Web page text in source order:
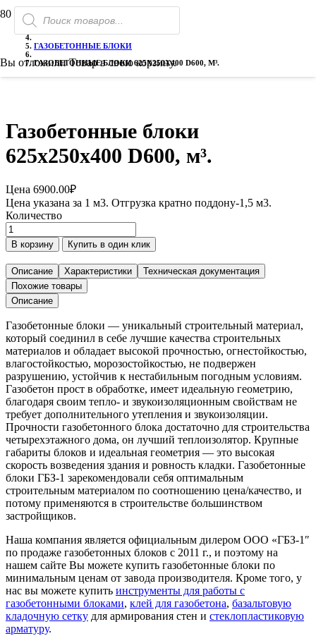
Поиск
товаров
Вы отложилиТоварв свою корзину.
ГАЗОБЕТОН
ГАЗОБЕТОННЫЕ БЛОКИ
ГАЗОБЕТОННЫЕ БЛОКИ 625Х250Х400 D600, М³.
Газобетонные блоки
625х250х400 D600, м³.
Цена 6900.00₽
Цена указана за 1 м3. Отгрузка кратно поддону-1,5 м3.
Количество
Количество
товара
Газобетонные
блоки
625х250х400
D600,
м³.
В корзину Купить в один клик
Описание Характеристики
Техническая документация
Похожие товары
Описание
Газобетонные блоки — уникальный строительный материал,
который соединил в себе лучшие качества строительных
материалов и обладает высокой прочностью, огнестойкостью,
влагостойкостью, морозостойкостью, не подвержен
разрушению, устойчив к нестабильным погодным условиям.
Газобетон прост в обработке, имеет идеальную геометрию,
благодаря своим тепло- и звукоизоляционным свойствам не
требует дополнительного утепления и звукоизоляции.
Прочности газобетонного блока достаточно для строительства
четырехэтажного дома, он лучший теплоизолятор. Крупные
габариты блоков и идеальная геометрия — это высокая
скорость возведения здания и ровность кладки. Газобетонные
блоки ГБЗ-1 зарекомендовали себя оптимальным
строительным материалом по соотношению цена/качество, и
потому применяются в строительстве большинством
застройщиков.
Наша компания является официальным дилером ООО «ГБЗ-1″
по продаже газобетонных блоков с 2011 г., и поэтому на
нашем сайте Вы можете купить газобетонные блоки по
минимальным ценам от завода производителя. Кроме того, у
нас вы можете купить инструменты для работы с
газобетонными блоками, клей для газобетона, базальтовую
кладочную сетку для армирования стен и стеклопластиковую
арматуру.